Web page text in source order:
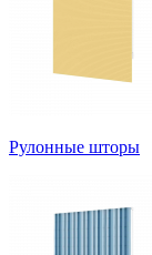
Рулонные шторы